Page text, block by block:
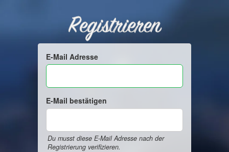
Registrieren
E-Mail Adresse
E-Mail bestätigen
Du musst diese E-Mail Adresse nach der
Registrierung verifizieren.